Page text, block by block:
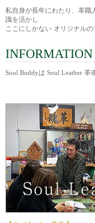
私自身が長年にわたり、革職
識を活かし
ここにしかない オリジナル
INFORMATION
Soul Buddyは Soul Leather 革